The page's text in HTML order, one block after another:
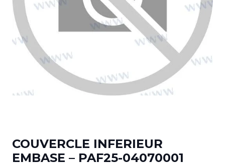
COUVERCLE INFERIEUR
EMBASE – PAF25-04070001